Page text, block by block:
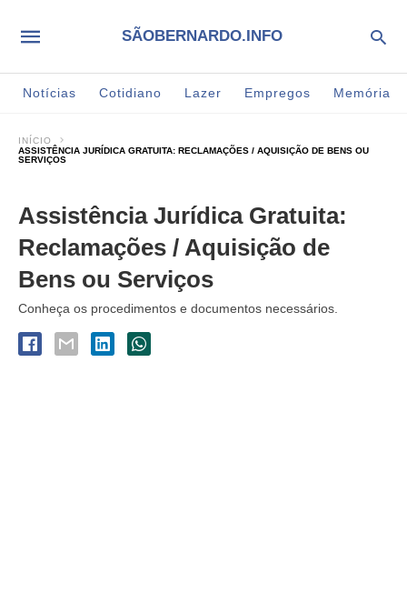
SÃOBERNARDO.INFO
Notícias Cotidiano Lazer Empregos Memória
INÍCIO
ASSISTÊNCIA JURÍDICA GRATUITA: RECLAMAÇÕES / AQUISIÇÃO DE BENS OU
SERVIÇOS
Assistência Jurídica Gratuita:
Reclamações / Aquisição de
Bens ou Serviços
Conheça os procedimentos e documentos necessários.